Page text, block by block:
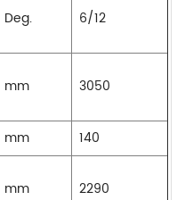
Deg. 6/12
mm 3050
mm 140
mm 2290